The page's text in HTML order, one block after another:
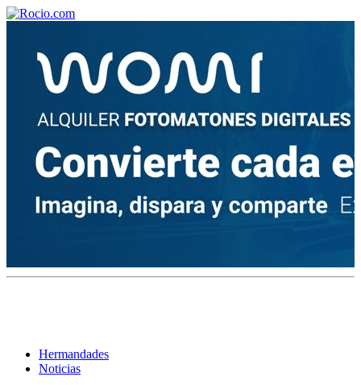
Hermandades
Noticias
¡Bienvenido! Soy el asistente virtual de rocio.com.
¿En qué puedo ayudarte?
¿Cuándo se construyó la primera ermita?
El traslado cada siete años